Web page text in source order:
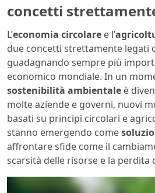
concetti
L’economia circolare e l’
due concetti strettamente legati
guadagnando sempre più
economico mondiale. In un
sostenibilità ambientale è
molte aziende e governi, nuovi
basati su principi circolari e
stanno emergendo come
affrontare sfide come il
scarsità delle risorse e la perdita